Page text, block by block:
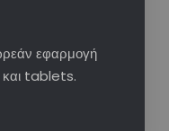
εφαρμογή
και tablets.